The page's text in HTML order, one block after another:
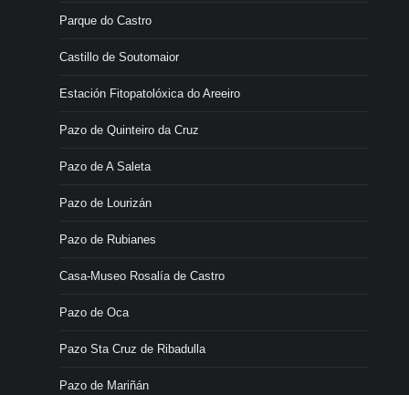
Parque do Castro
Castillo de Soutomaior
Estación Fitopatolóxica do Areeiro
Pazo de Quinteiro da Cruz
Pazo de A Saleta
Pazo de Lourizán
Pazo de Rubianes
Casa-Museo Rosalía de Castro
Pazo de Oca
Pazo Sta Cruz de Ribadulla
Pazo de Mariñán